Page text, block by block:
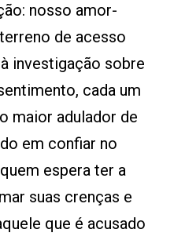
nosso amor-
de acesso
investigação sobre
cada um
maior adulador de
em confiar no
espera ter a
suas crenças e
que é acusado